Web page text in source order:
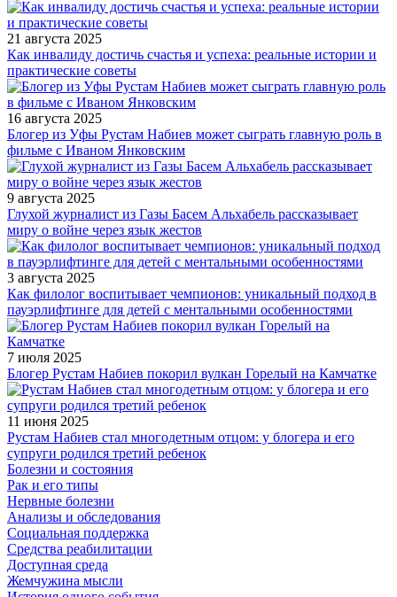
21 августа 2025
Как инвалиду достичь счастья и успеха: реальные истории и
практические советы
16 августа 2025
Блогер из Уфы Рустам Набиев может сыграть главную роль в
фильме с Иваном Янковским
9 августа 2025
Глухой журналист из Газы Басем Альхабель рассказывает
миру о войне через язык жестов
3 августа 2025
Как филолог воспитывает чемпионов: уникальный подход в
пауэрлифтинге для детей с ментальными особенностями
7 июля 2025
Блогер Рустам Набиев покорил вулкан Горелый на Камчатке
11 июня 2025
Рустам Набиев стал многодетным отцом: у блогера и его
супруги родился третий ребенок
Болезни и состояния
Рак и его типы
Нервные болезни
Анализы и обследования
Социальная поддержка
Средства реабилитации
Доступная среда
Жемчужина мысли